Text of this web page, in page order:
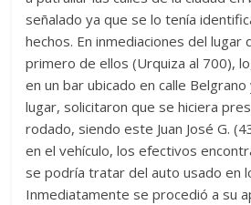
señalado ya que se lo tenía
hechos. En inmediaciones del lugar
primero de ellos (Urquiza al 700),
en un bar ubicado en calle
lugar, solicitaron que se hiciera
rodado, siendo este Juan José G.
en el vehículo, los efectivos
se podría tratar del auto usado en
Inmediatamente se procedió a su